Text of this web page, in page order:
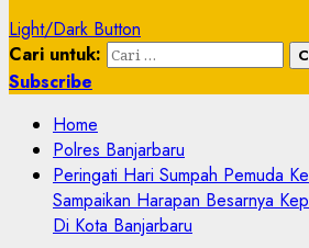
Light/Dark Button
Cari untuk:
Subscribe
Home
Polres Banjarbaru
Peringati Hari Sumpah Pemuda
Sampaikan Harapan Besarnya
Di Kota Banjarbaru